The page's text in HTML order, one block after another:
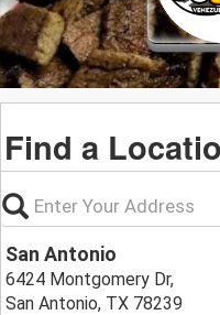
Find a
San Antonio
6424 Montgomery Dr,
San Antonio, TX 78239